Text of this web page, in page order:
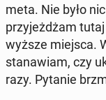
meta. Nie było
przy­jeż­dżam
wyż­sze miejsca.
sta­na­wiam, czy
razy. Pytanie